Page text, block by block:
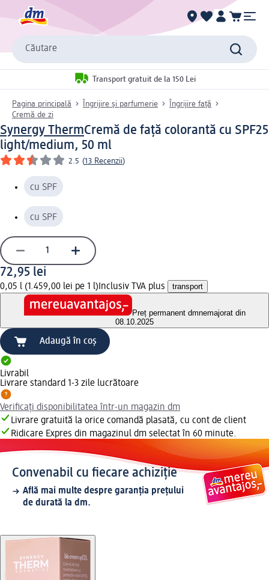
Căutare
Transport gratuit de la 150 Lei
Pagina principală Îngrijire și parfumerie
Îngrijire față
Cremă de zi
Synergy ThermCremă de față colorantă cu SPF25
light/medium, 50 ml
2.5 (13 Recenzii)
cu SPF
cu SPF
72,95 lei
0,05 l (1.459,00 lei pe 1 l) Inclusiv TVA plus transport
Preț permanent dmnemajorat din
08.10.2025
Adaugă în coș
Livrabil
Livrare standard 1-3 zile lucrătoare
Verificați disponibilitatea într-un magazin dm
Livrare gratuită la orice comandă plasată, cu cont de client
Ridicare Expres din magazinul dm selectat în 60 minute.
Convenabil cu fiecare achiziție
Află mai multe despre garanția prețului
de durată la dm.